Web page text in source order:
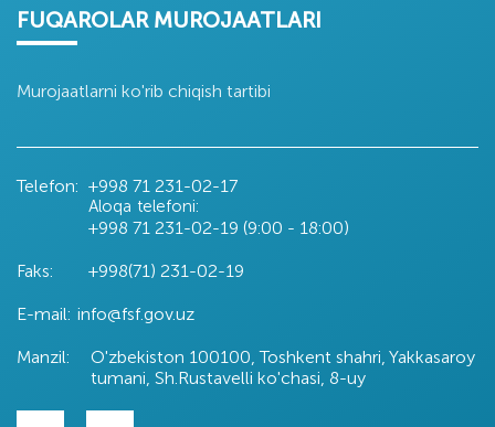
FUQAROLAR MUROJAATLARI
Murojaatlarni ko'rib chiqish tartibi
Telefon: +998 71 231-02-17
Aloqa telefoni:
+998 71 231-02-19 (9:00 - 18:00)
Faks: +998(71) 231-02-19
E-mail: info@fsf.gov.uz
Manzil:
O'zbekiston 100100, Toshkent shahri, Yakkasaroy
tumani, Sh.Rustavelli ko'chasi, 8-uy